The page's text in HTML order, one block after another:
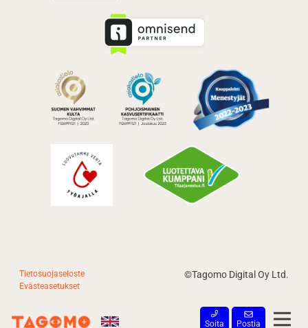
Tietosuojaseloste
Evästeasetukset
©Tagomo Digital Oy Ltd.
Soita Postia